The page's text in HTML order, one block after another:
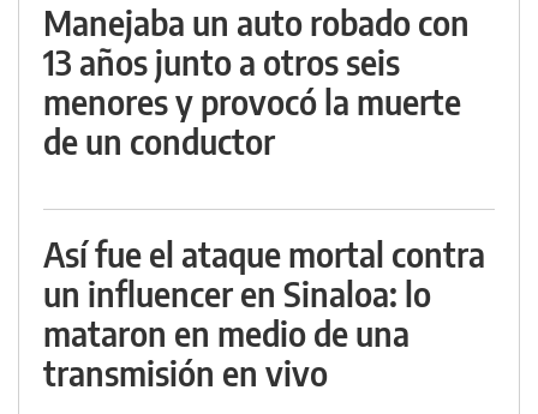
Manejaba un auto robado con
13 años junto a otros seis
menores y provocó la muerte
de un conductor
Así fue el ataque mortal contra
un influencer en Sinaloa: lo
mataron en medio de una
transmisión en vivo